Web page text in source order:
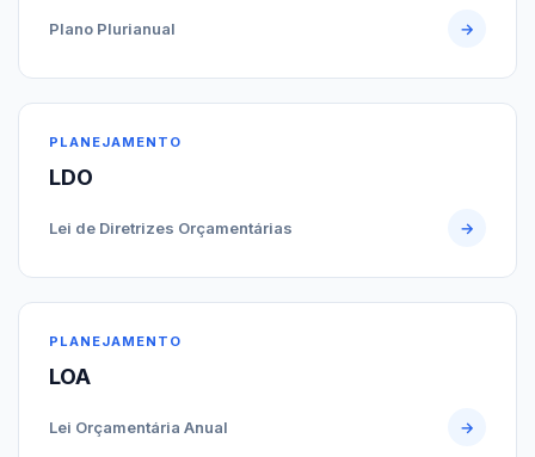
Plano Plurianual →
PLANEJAMENTO
LDO
Lei de Diretrizes Orçamentárias →
PLANEJAMENTO
LOA
Lei Orçamentária Anual →